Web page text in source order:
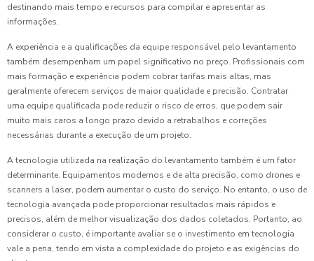
destinando mais tempo e recursos para compilar e apresentar as
informações.
A experiência e a qualificações da equipe responsável pelo levantamento
também desempenham um papel significativo no preço. Profissionais com
mais formação e experiência podem cobrar tarifas mais altas, mas
geralmente oferecem serviços de maior qualidade e precisão. Contratar
uma equipe qualificada pode reduzir o risco de erros, que podem sair
muito mais caros a longo prazo devido a retrabalhos e correções
necessárias durante a execução de um projeto.
A tecnologia utilizada na realização do levantamento também é um fator
determinante. Equipamentos modernos e de alta precisão, como drones e
scanners a laser, podem aumentar o custo do serviço. No entanto, o uso de
tecnologia avançada pode proporcionar resultados mais rápidos e
precisos, além de melhor visualização dos dados coletados. Portanto, ao
considerar o custo, é importante avaliar se o investimento em tecnologia
vale a pena, tendo em vista a complexidade do projeto e as exigências do